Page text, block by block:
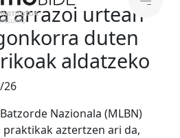
arrazoi urtean
duten
aldatzeko
26
Nazionala (MLBN)
aztertzen ari da,